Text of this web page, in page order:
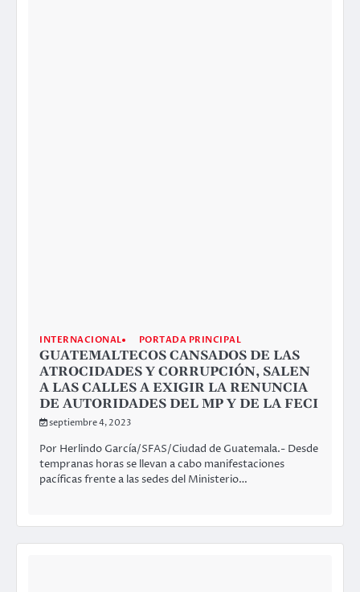
INTERNACIONAL PORTADA PRINCIPAL
GUATEMALTECOS CANSADOS DE LAS
ATROCIDADES Y CORRUPCIÓN, SALEN
A LAS CALLES A EXIGIR LA RENUNCIA
DE AUTORIDADES DEL MP Y DE LA FECI
septiembre 4, 2023
Por Herlindo García/SFAS/Ciudad de Guatemala.- Desde
tempranas horas se llevan a cabo manifestaciones
pacíficas frente a las sedes del Ministerio…